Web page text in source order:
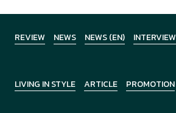
REVIEW NEWS NEWS (EN) INTERVIEW
LIVING IN STYLE ARTICLE PROMOTION